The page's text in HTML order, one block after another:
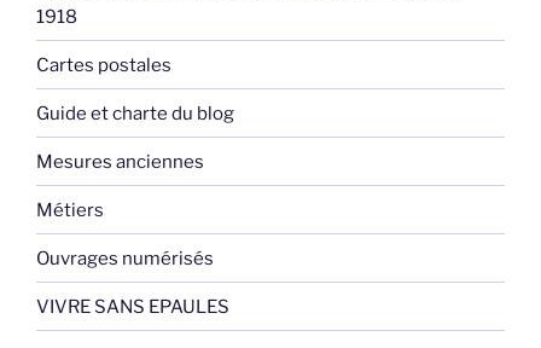
1918
Cartes postales
Guide et charte du blog
Mesures anciennes
Métiers
Ouvrages numérisés
VIVRE SANS EPAULES